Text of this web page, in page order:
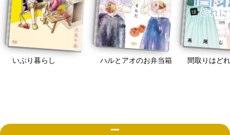
いぶり暮らし ハルとアオのお弁当箱 間取りはど